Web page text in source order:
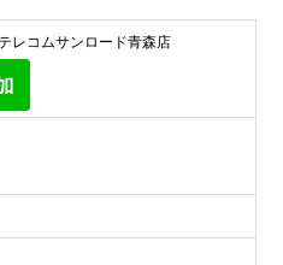
レコムサンロード青森店